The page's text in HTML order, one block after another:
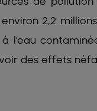
environ 2,2
l’eau
des effets